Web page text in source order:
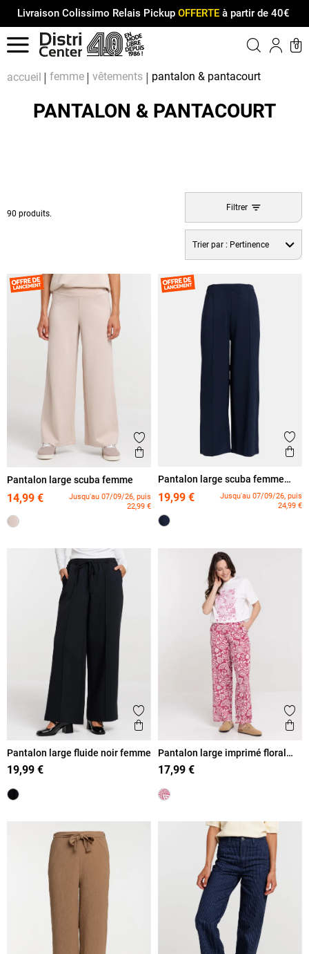
Livraison Colissimo Relais Pickup OFFERTEà partir de 40€
Menu
0
accueil femme vêtements pantalon & pantacourt
PANTALON & PANTACOURT
90 produits.
Filtrer
Trier par : Pertinence
Ajouter aux favoris
Aperçu rapide
Pantalon large scuba femme
14,99 €
Jusqu'au 07/09/26, puis
22,99 €
Pantalon large scuba femme
19,99 €
Jusqu'au 07/09/26, puis
24,99 €
Ajouter aux favoris
Aperçu rapide
Pantalon large fluide noir femme
19,99 €
Pantalon large imprimé floral
femme
17,99 €